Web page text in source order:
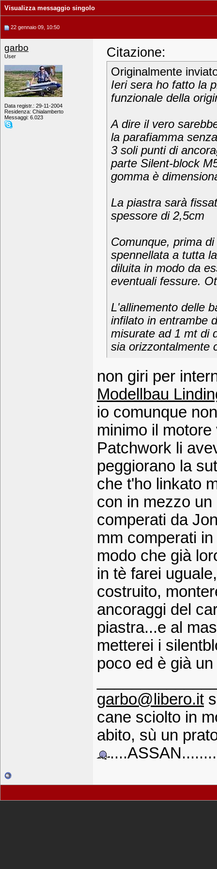
Visualizza messaggio singolo
22 gennaio 09, 10:50
garbo
User
Data registr.: 29-11-2004
Residenza: Chialamberto
Messaggi: 6.023
Citazione:
Originalmente
Ieri sera ho fatto la
funzionale della
A dire il vero
la parafiamma
3 soli punti di
parte Silent-block
gomma è
La piastra sarà
spessore di 2,5cm
Comunque, prima
spennellata a tutta
diluita in modo da
eventuali fessure.
L'allinemento delle
infilato in entrambe
misurate ad 1 mt di
sia orizzontalmente
non giri per
Modellbau
io comunque
minimo il
Patchwork li
peggiorano la
che t'ho linkato
con in mezzo
comperati da
mm comperati
modo che già
in tè farei
costruito,
ancoraggi del
piastra...e al
metterei i
poco ed è già
garbo@libero.it
cane sciolto in
abito, sù un
....ASSAN........